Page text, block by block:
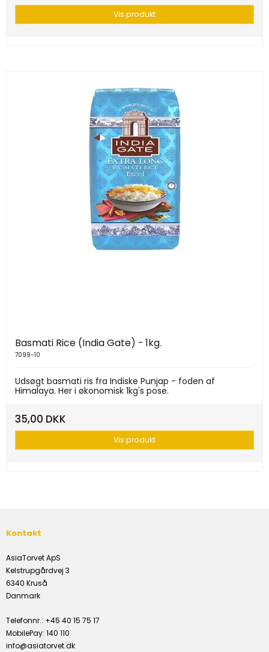
Vis produkt
Basmati Rice (India Gate) - 1kg.
7099-10
Udsøgt basmati ris fra Indiske Punjap - foden af
Himalaya. Her i økonomisk 1kg's pose.
35,00 DKK
Vis produkt
Kontakt
AsiaTorvet ApS
Kelstrupgårdvej 3
6340 Kruså
Danmark
Telefonnr.: +45 40 15 75 17
MobilePay: 140 110
info@asiatorvet.dk